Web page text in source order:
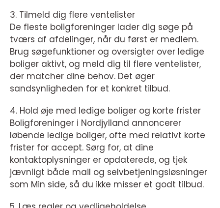
3. Tilmeld dig flere ventelister
De fleste boligforeninger lader dig søge på
tværs af afdelinger, når du først er medlem.
Brug søgefunktioner og oversigter over ledige
boliger aktivt, og meld dig til flere ventelister,
der matcher dine behov. Det øger
sandsynligheden for et konkret tilbud.
4. Hold øje med ledige boliger og korte frister
Boligforeninger i Nordjylland annoncerer
løbende ledige boliger, ofte med relativt korte
frister for accept. Sørg for, at dine
kontaktoplysninger er opdaterede, og tjek
jævnligt både mail og selvbetjeningsløsninger
som Min side, så du ikke misser et godt tilbud.